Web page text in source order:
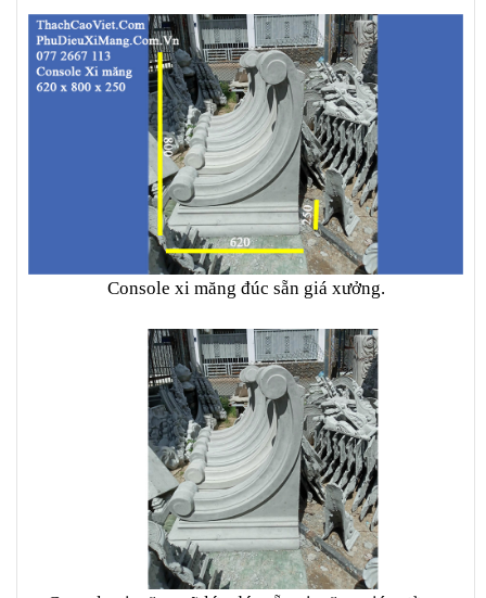
Console xi măng đúc sẵn giá xưởng.